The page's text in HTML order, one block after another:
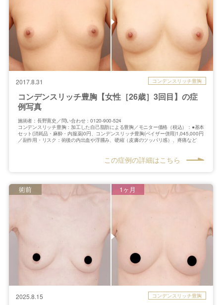
2017.8.31 コンデンスリッチ豊胸
コンデンスリッチ豊胸【女性［26歳］3回目】の症
例写真
施術者：長野寛史／問い合わせ：0120-900-524
コンデンスリッチ豊胸：加工した自己脂肪による豊胸／モニター価格（税込）：●基本
セット(消耗品・麻酔・内服薬)0円、コンデンスリッチ豊胸(ベイザー併用)1,045,000円
／副作用・リスク：術後の内出血や浮腫み、硬縮（皮膚のツッパリ感）、疼痛など
この症例の詳細はこちら
2025.8.15 コンデンスリッチ豊胸
術前 1ヶ月